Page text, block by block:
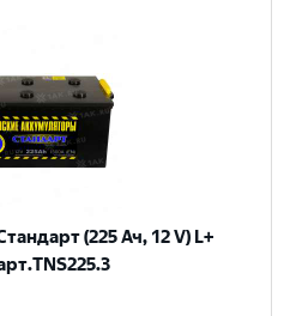
(225 Ач, 12 V) L+